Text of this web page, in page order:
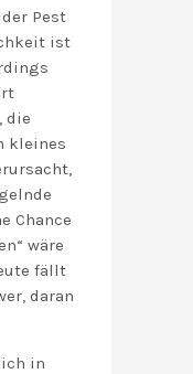
Pest
ist
die
kleines
Chance
wäre
fällt
daran
in